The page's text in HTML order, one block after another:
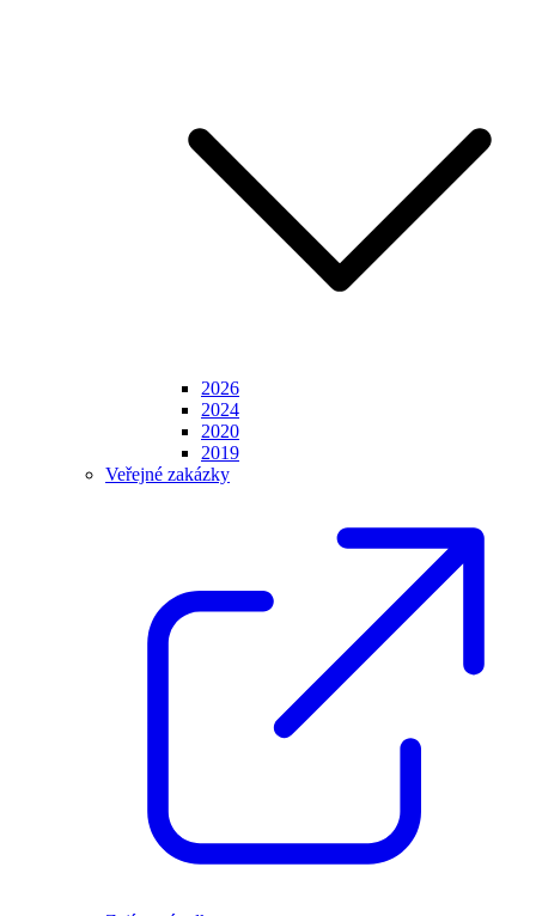
2026
2024
2020
2019
Veřejné zakázky